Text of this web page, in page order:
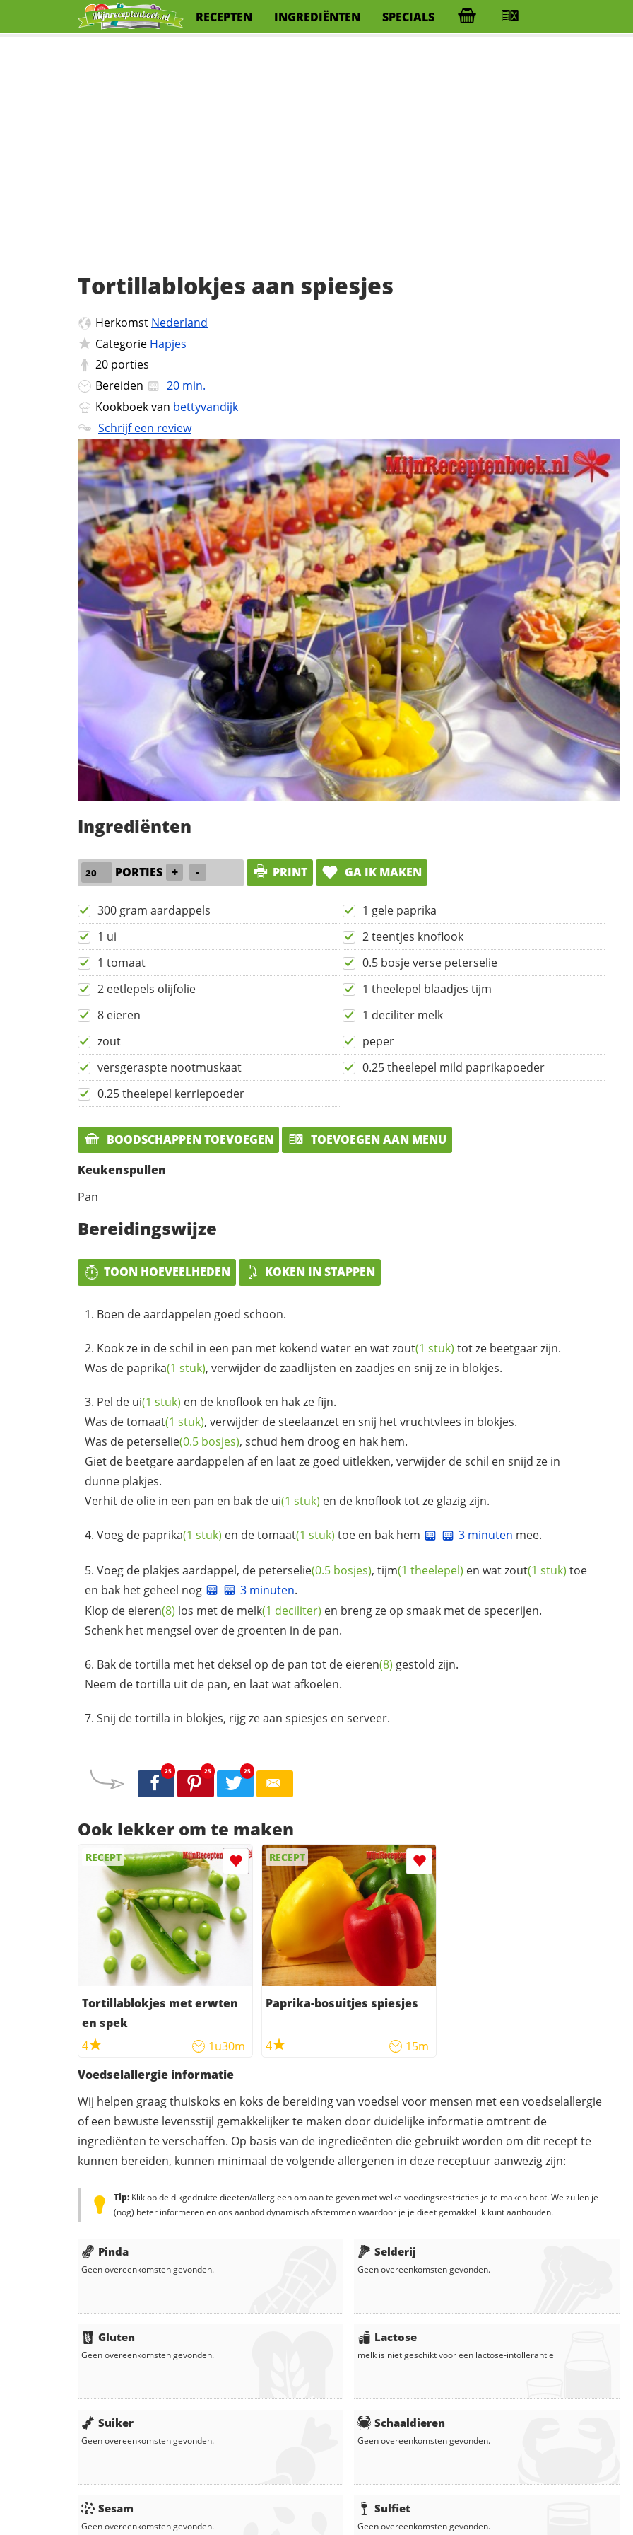
RECEPTEN INGREDIËNTEN SPECIALS
Tortillablokjes aan spiesjes
Herkomst Nederland
Categorie Hapjes
20 porties
Bereiden
20 min.
Kookboek van bettyvandijk
Schrijf een review
Ingrediënten
PORTIES + - PRINT GA IK MAKEN
300 gram aardappels
1 gele paprika
1 ui
2 teentjes knoflook
1 tomaat
0.5 bosje verse peterselie
2 eetlepels olijfolie
1 theelepel blaadjes tijm
8 eieren
1 deciliter melk
zout
peper
versgeraspte nootmuskaat
0.25 theelepel mild paprikapoeder
0.25 theelepel kerriepoeder
BOODSCHAPPEN TOEVOEGEN
TOEVOEGEN AAN MENU
Keukenspullen
Pan
Bereidingswijze
TOON HOEVEELHEDEN KOKEN IN STAPPEN
Boen de aardappelen goed schoon.
Kook ze in de schil in een pan met kokend water en watzout(1 stuk) tot ze beetgaar zijn.
Was de paprika(1 stuk), verwijder de zaadlijsten en zaadjes en snij ze in blokjes.
Pel de ui(1 stuk) en de knoflook en hak ze fijn.
Was detomaat(1 stuk), verwijder de steelaanzet en snij het vruchtvlees in blokjes.
Was de peterselie(0.5 bosjes), schud hem droog en hak hem.
Giet de beetgare aardappelen af en laat ze goed uitlekken, verwijder de schil en snijd ze in
dunne plakjes.
Verhit de olie in een pan en bak de ui(1 stuk) en de knoflook tot ze glazig zijn.
Voeg de paprika(1 stuk) en detomaat(1 stuk) toe en bak hem 3 minuten mee.
Voeg de plakjes aardappel, de peterselie(0.5 bosjes), tijm(1 theelepel) en watzout(1 stuk) toe
en bak het geheel nog
3 minuten.
Klop de eieren(8) los met de melk(1 deciliter) en breng ze op smaak met de specerijen.
Schenk het mengsel over de groenten in de pan.
Bak de tortilla met het deksel op de pan tot de eieren(8) gestold zijn.
Neem de tortilla uit de pan, en laat wat afkoelen.
Snij de tortilla in blokjes, rijg ze aan spiesjes en serveer.
25 25 25
Ook lekker om te maken
RECEPT
Tortillablokjes met erwten
en spek
4
1u30m
RECEPT
Paprika-bosuitjes spiesjes
4
15m
Voedselallergie informatie
Wij helpen graag thuiskoks en koks de bereiding van voedsel voor mensen met een voedselallergie
of een bewuste levensstijl gemakkelijker te maken door duidelijke informatie omtrent de
ingrediënten te verschaffen. Op basis van de ingredieënten die gebruikt worden om dit recept te
kunnen bereiden, kunnen minimaal de volgende allergenen in deze receptuur aanwezig zijn:
Tip: Klik op de dikgedrukte dieëten/allergieën om aan te geven met welke voedingsrestricties je te maken hebt. We zullen je
(nog) beter informeren en ons aanbod dynamisch afstemmen waardoor je je dieët gemakkelijk kunt aanhouden.
Pinda
Geen overeenkomsten gevonden.
Gluten
Geen overeenkomsten gevonden.
Suiker
Geen overeenkomsten gevonden.
Sesam
Geen overeenkomsten gevonden.
Selderij
Geen overeenkomsten gevonden.
Lactose
melk is niet geschikt voor een lactose-intollerantie
Schaaldieren
Geen overeenkomsten gevonden.
Sulfiet
Geen overeenkomsten gevonden.